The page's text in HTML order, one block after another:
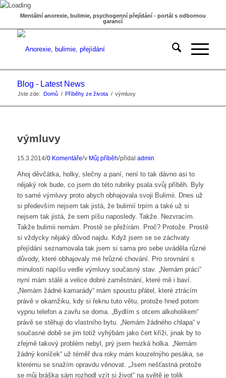
Mentální anorexie, bulimie, psychogenní přejídání - portál s odbornou
garancí
Blog - Latest News
Jste zde: Domů / Příběhy ze života / výmluvy
výmluvy
15.3.2014/0 Komentáře/v Můj příběh/přidal admin
Ahoj děvčátka, holky, slečny a paní, není to tak dávno asi to
nějaký rok bude, co jsem do této rubriky psala svůj příběh. Byly
to samé výmluvy proto abych obhajovala svoji Bulimii. Dnes už
si především nejsem tak jistá, že bulimií trpím a také už si
nejsem tak jistá, že sem píšu naposledy. Takže. Nezvracím.
Takže bulimii nemám. Prostě se přežírám. Proč? Protože. Prostě
si vždycky nějaký důvod najdu. Když jsem se se záchvaty
přejídání seznamovala tak jsem si sama pro sebe uváděla různé
důvody, které obhajovaly mé hrůzné chování. Pro srovnání s
minulostí napíšu vedle výmluvy současný stav. „Nemám práci“
nyní mám stálé a velice dobré zaměstnání, které mě i baví.
„Nemám žádné kamarády“ mám spoustu přátel, které ztrácím
právě v okamžiku, kdy si řeknu tuto větu, protože hned potom
vypnu telefon a zavřu se doma. „Bydlím s otcem alkoholikem“
právě se stěhuji do vlastního bytu. „Nemám žádného chlapa“ v
současné době se jim totiž vyhýbám jako čert kříži, jinak by to
zřejmě takový problém nebyl, prý jsem hezká holka. „Nemám
žádný koníček“ už téměř dva roky mám kouzelnýho pesáka, se
kterému se snažím opravdu věnovat. „Jsem nešťastná protože
se můj bráška sám rozhodl vzít si život“ na světě je tolik